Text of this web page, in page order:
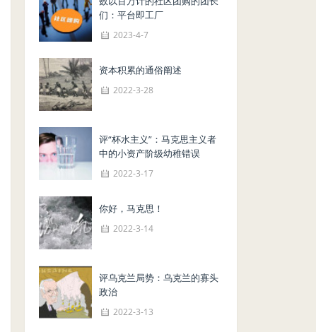
们：平台即工厂
2023-4-7
资本积累的通俗阐述
2022-3-28
评“杯水主义”：马克思主义者
中的小资产阶级幼稚错误
2022-3-17
你好，马克思！
2022-3-14
评乌克兰局势：乌克兰的寡头
政治
2022-3-13